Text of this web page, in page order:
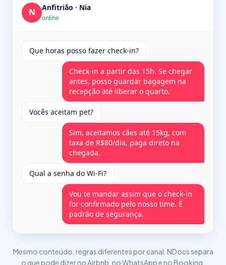
N Anfitrião · Nia
online
Que horas posso fazer check-in?
Check-in a partir das 15h. Se chegar
antes, posso guardar bagagem na
recepção até liberar o quarto.
Vocês aceitam pet?
Sim, aceitamos cães até 15kg, com
taxa de R$80/dia, paga direto na
chegada.
Qual a senha do Wi-Fi?
Vou te mandar assim que o check-in
for confirmado pelo nosso time. É
padrão de segurança.
Mesmo conteúdo, regras diferentes por canal. NDocs separa
o que pode dizer no Airbnb, no WhatsApp e no Booking.